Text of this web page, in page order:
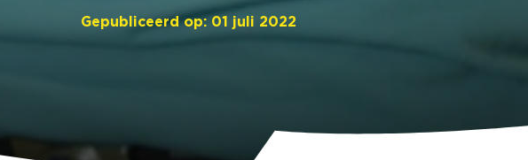
Gepubliceerd op: 01 juli 2022